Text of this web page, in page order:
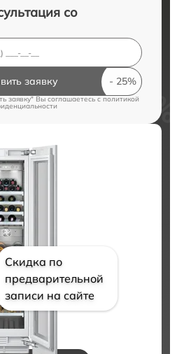
со
заявку
заявку" Вы соглашаетесь cполитикой
Скидка по
предварительной
записи на сайте